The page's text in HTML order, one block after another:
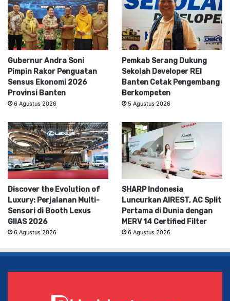
Gubernur Andra Soni
Pimpin Rakor Penguatan
Sensus Ekonomi 2026
Provinsi Banten
6 Agustus 2026
Pemkab Serang Dukung
Sekolah Developer REI
Banten Cetak Pengembang
Berkompeten
5 Agustus 2026
Discover the Evolution of
Luxury: Perjalanan Multi-
Sensori di Booth Lexus
GIIAS 2026
6 Agustus 2026
SHARP Indonesia
Luncurkan AIREST, AC Split
Pertama di Dunia dengan
MERV 14 Certified Filter
6 Agustus 2026